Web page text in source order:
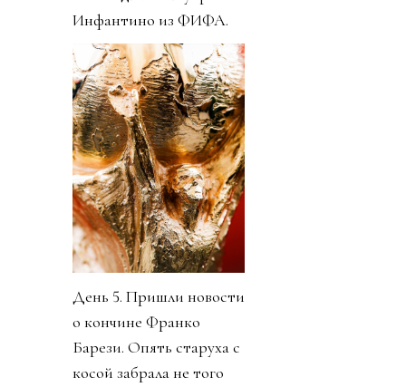
Инфантино из ФИФА.
День 5. Пришли новости
о кончине Франко
Барези. Опять старуха с
косой забрала не того